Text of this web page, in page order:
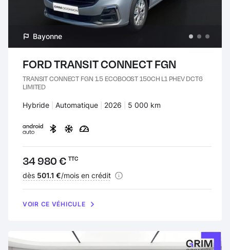
Bayonne
FORD TRANSIT CONNECT FGN
TRANSIT CONNECT FGN 1.5 ECOBOOST 150CH L1 PHEV DCT6
LIMITED
Carburant :
Hybride Transmission :
Automatique Années :
2026 Kilomètres :
5 000 km
Prix :
34 980 € TTC
Financement :
dès 501.1 €/mois en crédit
VOIR CE VÉHICULE